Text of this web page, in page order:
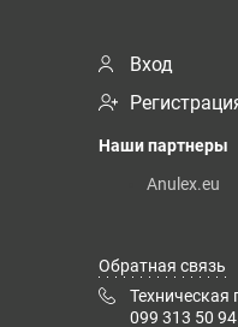
Вход
Наши партнеры
Anulex.eu
Обратная связь
Техническая
099 313 50 94